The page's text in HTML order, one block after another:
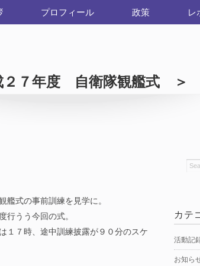
プロフィール 政策 レ
７年度 自衛隊観艦式 ＞
艦式の事前訓練を見学に。
行うう今回の式。
１７時、途中訓練披露が９０分のスケ
カテ
活動記
お知ら